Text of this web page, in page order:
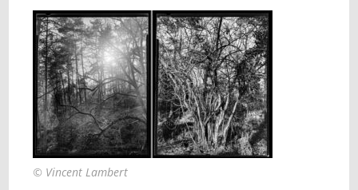
© Vincent Lambert